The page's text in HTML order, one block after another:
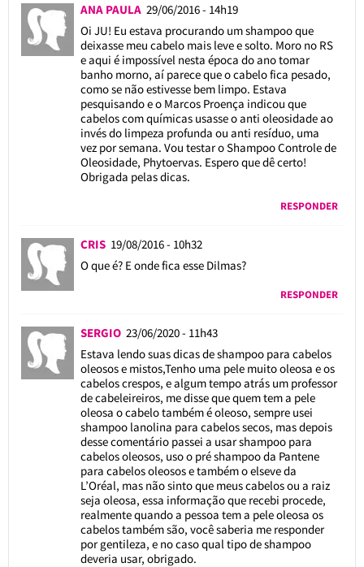
ANA PAULA 29/06/2016 - 14h19
Oi JU! Eu estava procurando um shampoo que
deixasse meu cabelo mais leve e solto. Moro no RS
e aqui é impossível nesta época do ano tomar
banho morno, aí parece que o cabelo fica pesado,
como se não estivesse bem limpo. Estava
pesquisando e o Marcos Proença indicou que
cabelos com químicas usasse o anti oleosidade ao
invés do limpeza profunda ou anti resíduo, uma
vez por semana. Vou testar o Shampoo Controle de
Oleosidade, Phytoervas. Espero que dê certo!
Obrigada pelas dicas.
RESPONDER
CRIS 19/08/2016 - 10h32
O que é? E onde fica esse Dilmas?
RESPONDER
SERGIO 23/06/2020 - 11h43
Estava lendo suas dicas de shampoo para cabelos
oleosos e mistos,Tenho uma pele muito oleosa e os
cabelos crespos, e algum tempo atrás um professor
de cabeleireiros, me disse que quem tem a pele
oleosa o cabelo também é oleoso, sempre usei
shampoo lanolina para cabelos secos, mas depois
desse comentário passei a usar shampoo para
cabelos oleosos, uso o pré shampoo da Pantene
para cabelos oleosos e também o elseve da
L’Oréal, mas não sinto que meus cabelos ou a raiz
seja oleosa, essa informação que recebi procede,
realmente quando a pessoa tem a pele oleosa os
cabelos também são, você saberia me responder
por gentileza, e no caso qual tipo de shampoo
deveria usar, obrigado.